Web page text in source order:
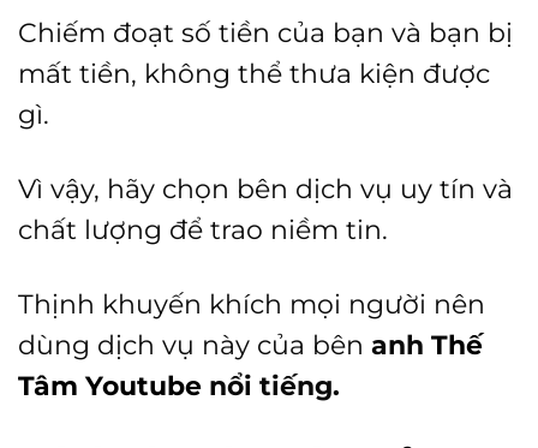
Chiếm đoạt số tiền của bạn và bạn bị
mất tiền, không thể thưa kiện được
gì.
Vì vậy, hãy chọn bên dịch vụ uy tín và
chất lượng để trao niềm tin.
Thịnh khuyến khích mọi người nên
dùng dịch vụ này của bên anh Thế
Tâm Youtube nổi tiếng.